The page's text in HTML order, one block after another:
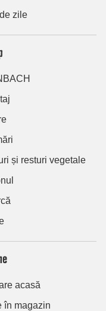
zile
și resturi vegetale
acasă
în magazin